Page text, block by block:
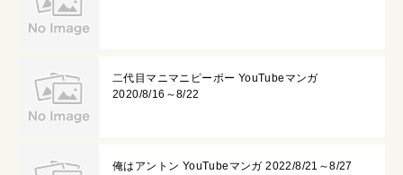
二代目マニマニピーポー YouTubeマンガ
2020/8/16～8/22
俺はアントン YouTubeマンガ 2022/8/21～8/27